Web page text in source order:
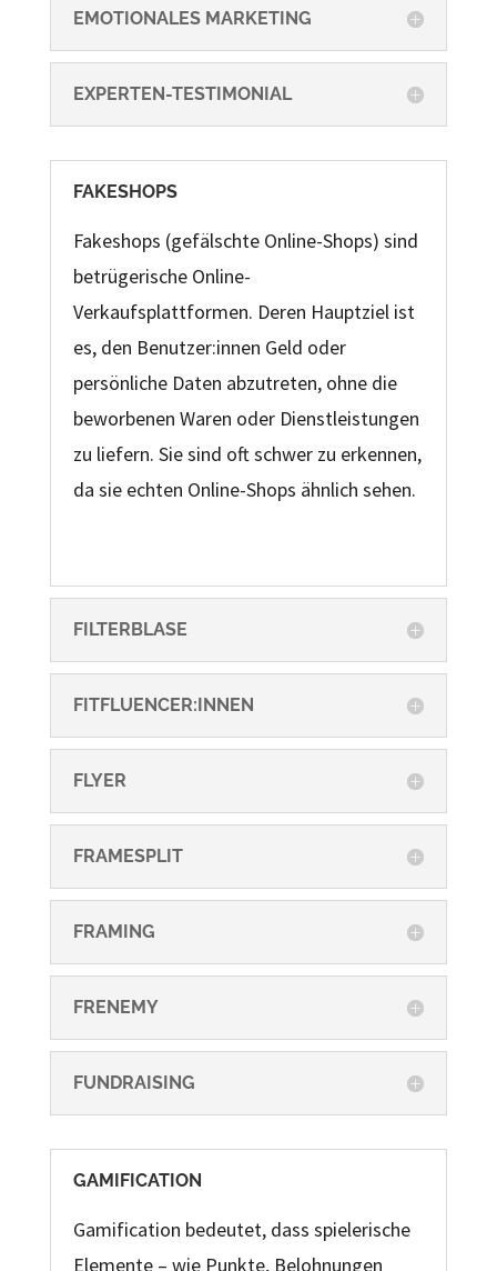
EMOTIONALES MARKETING
EXPERTEN-TESTIMONIAL
FAKESHOPS
Fakeshops (gefälschte Online-Shops) sind
betrügerische Online-
Verkaufsplattformen. Deren Hauptziel ist
es, den Benutzer:innen Geld oder
persönliche Daten abzutreten, ohne die
beworbenen Waren oder Dienstleistungen
zu liefern. Sie sind oft schwer zu erkennen,
da sie echten Online-Shops ähnlich sehen.
FILTERBLASE
FITFLUENCER:INNEN
FLYER
FRAMESPLIT
FRAMING
FRENEMY
FUNDRAISING
GAMIFICATION
Gamification bedeutet, dass spielerische
Elemente – wie Punkte, Belohnungen